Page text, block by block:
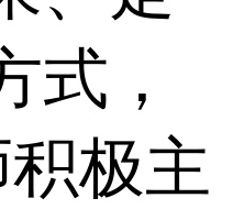
式，
极主